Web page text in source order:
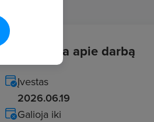
Informacija apie darbą
Įvestas
2026.06.19
Galioja iki